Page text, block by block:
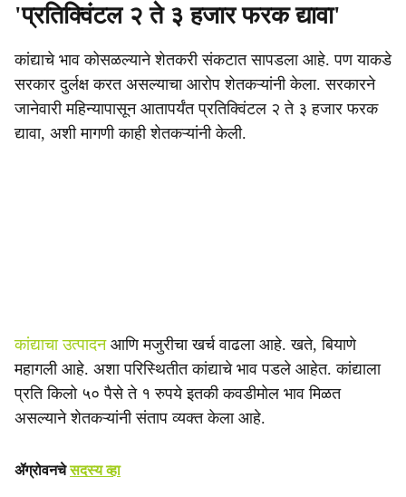
'प्रतिक्विंटल २ ते ३ हजार फरक द्यावा'
कांद्याचे भाव कोसळल्याने शेतकरी संकटात सापडला आहे. पण याकडे
सरकार दुर्लक्ष करत असल्याचा आरोप शेतकऱ्यांनी केला. सरकारने
जानेवारी महिन्यापासून आतापर्यंत प्रतिक्विंटल २ ते ३ हजार फरक
द्यावा, अशी मागणी काही शेतकऱ्यांनी केली.
कांद्याचा उत्पादनआणि मजुरीचा खर्च वाढला आहे. खते, बियाणे
महागली आहे. अशा परिस्थितीत कांद्याचे भाव पडले आहेत. कांद्याला
प्रति किलो ५० पैसे ते १ रुपये इतकी कवडीमोल भाव मिळत
असल्याने शेतकऱ्यांनी संताप व्यक्त केला आहे.
ॲग्रोवनचेसदस्य व्हा